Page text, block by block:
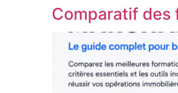
Comparatif des